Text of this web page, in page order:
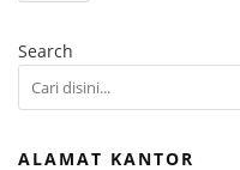
Search
ALAMAT KANTOR